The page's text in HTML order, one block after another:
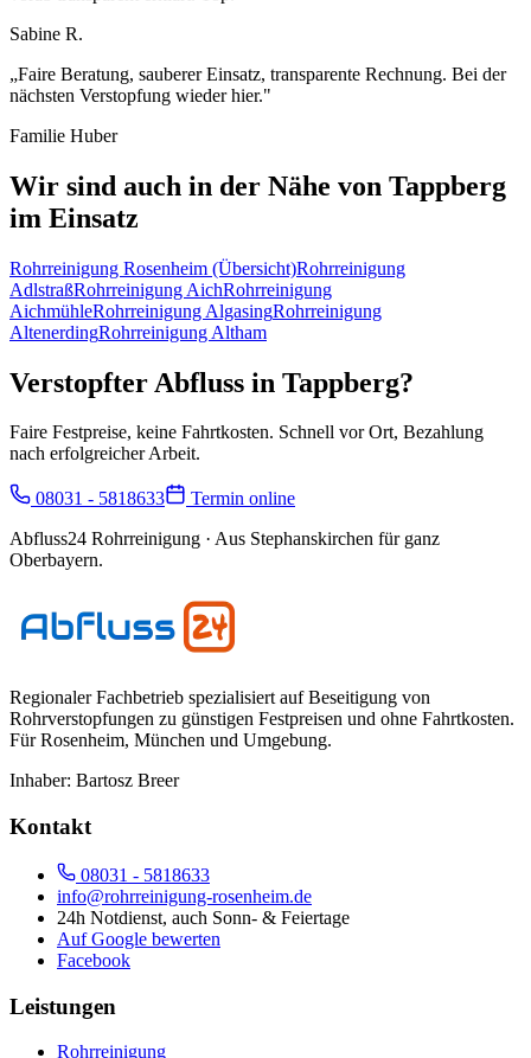
Sabine R.
„Faire Beratung, sauberer Einsatz, transparente Rechnung. Bei der
nächsten Verstopfung wieder hier."
Familie Huber
Wir sind auch in der Nähe von Tappberg
im Einsatz
Rohrreinigung Rosenheim (Übersicht)Rohrreinigung
AdlstraßRohrreinigung AichRohrreinigung
AichmühleRohrreinigung AlgasingRohrreinigung
AltenerdingRohrreinigung Altham
Verstopfter Abfluss in Tappberg?
Faire Festpreise, keine Fahrtkosten. Schnell vor Ort, Bezahlung
nach erfolgreicher Arbeit.
08031 - 5818633
Termin online
Abfluss24 Rohrreinigung · Aus Stephanskirchen für ganz
Oberbayern.
Regionaler Fachbetrieb spezialisiert auf Beseitigung von
Rohrverstopfungen zu günstigen Festpreisen und ohne Fahrtkosten.
FürRosenheim, München und Umgebung.
Inhaber: Bartosz Breer
Kontakt
08031 - 5818633
info@rohrreinigung-rosenheim.de
24h Notdienst, auch Sonn- & Feiertage
Auf Google bewerten
Facebook
Leistungen
Rohrreinigung